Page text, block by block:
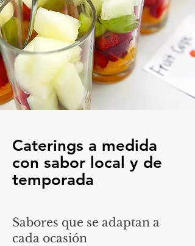
Caterings a medida
con sabor local y de
temporada
Sabores que se adaptan a
cada ocasión